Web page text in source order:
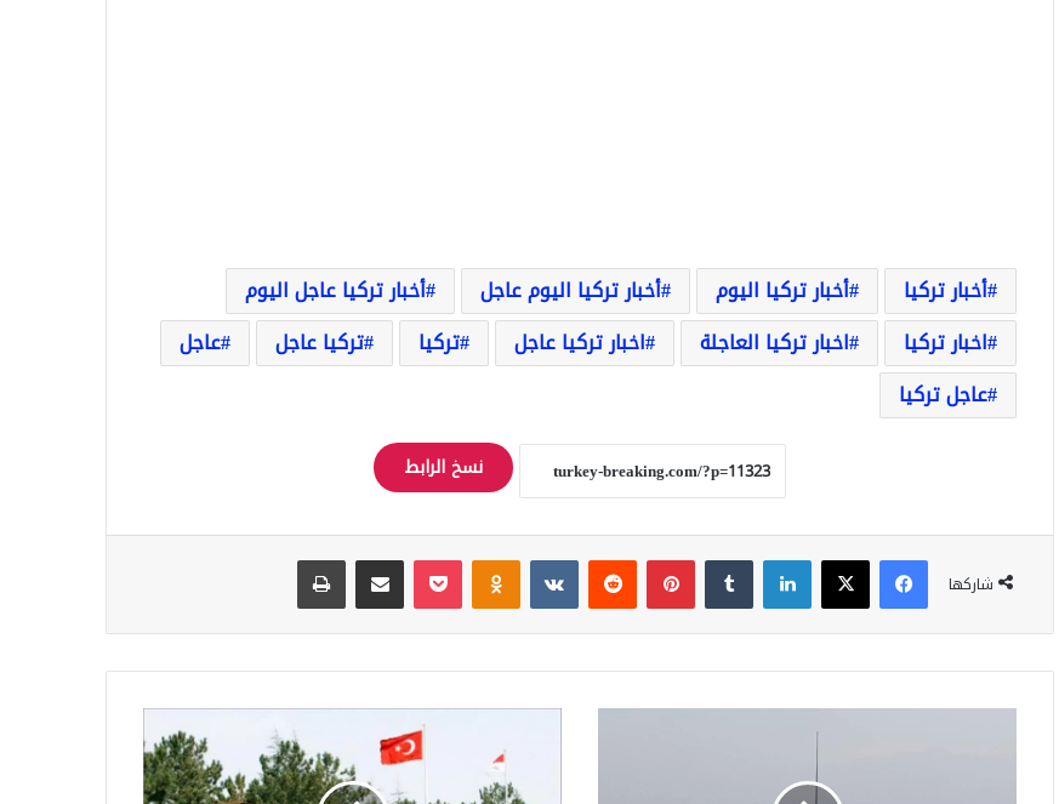
أخبار تركيا أخبار تركيا اليوم أخبار تركيا اليوم عاجل
أخبار تركيا عاجل اليوم
اخبار تركيا
اخبار تركيا العاجلة اخبار تركيا عاجل تركيا تركيا عاجل
عاجل
عاجل تركيا
نسخ الرابط
شاركها
فيسبوك‫X لينكدإن بينتيريست Odnoklassniki
‫Pocket مشاركة عبر البريد طباعة
تصنيف